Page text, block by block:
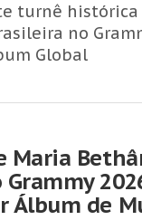
turnê histórica
no
Global
Maria
Álbum de